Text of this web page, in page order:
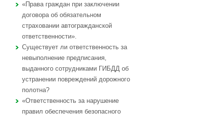
«Права граждан при заключении
договора об обязательном
страховании автогражданской
ответственности».
Существует ли ответственность за
невыполнение предписания,
выданного сотрудниками ГИБДД об
устранении повреждений дорожного
полотна?
«Ответственность за нарушение
правил обеспечения безопасного